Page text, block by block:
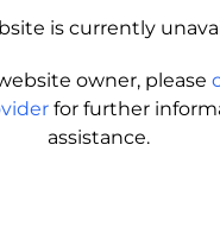
is currently
owner, please
for further
assistance.